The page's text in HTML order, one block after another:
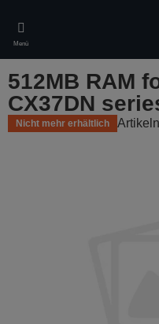
main
content
Menü
512MB RAM
CX37DN
Nicht mehr erhältlich